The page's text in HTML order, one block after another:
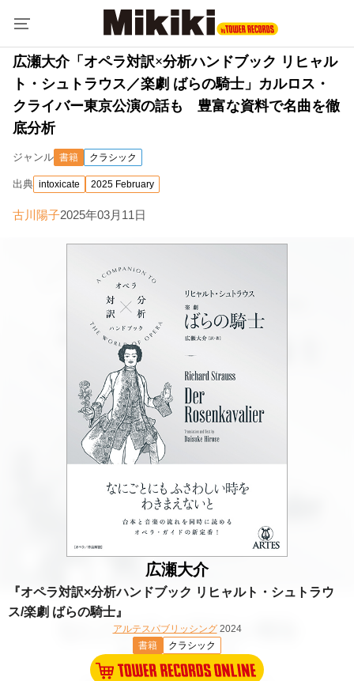
広瀬大介「オペラ対訳×分析ハンドブック リヒャル
ト・シュトラウス／楽劇 ばらの騎士」カルロス・
クライバー東京公演の話も 豊富な資料で名曲を徹
底分析
ジャンル 書籍 クラシック
出典 intoxicate 2025 February
古川陽子2025年03月11日
広瀬大介
『オペラ対訳×分析ハンドブック リヒャルト・シュトラウ
ス/楽劇 ばらの騎士』
アルテスパブリッシング2024
書籍
クラシック